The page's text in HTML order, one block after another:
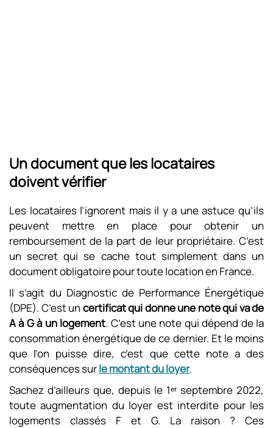
Un document que les locataires
doivent vérifier
Les locataires l’ignorent mais il y a une astuce qu’ils
peuvent mettre en place pour obtenir un
remboursement de la part de leur propriétaire. C’est
un secret qui se cache tout simplement dans un
document obligatoire pour toute location en France.
Il s’agit du Diagnostic de Performance Énergétique
(DPE). C’est un certificat qui donne une note qui va de
A à G à un logement. C’est une note qui dépend de la
consommation énergétique de ce dernier. Et le moins
que l’on puisse dire, c’est que cette note a des
conséquences surle montant du loyer.
Sachez d’ailleurs que, depuis le 1ᵉʳ septembre 2022,
toute augmentation du loyer est interdite pour les
logements classés F et G. La raison ? Ces